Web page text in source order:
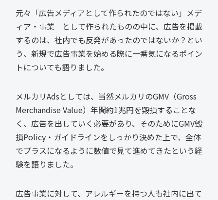
元々「広告メディアとして作られたのではない」メデ
ィア・事業 として作られたものの中に、広告を掲載
するのは、社内でも反発があったのではないか？とい
う、新規で広告事業を始める際に一番気になるポイン
トについても語りました。
メルカリAdsとしては、当然メルカリのGMV（Gross
Merchandise Value）年間約1兆円を毀損することな
く、広告を出していく必要があり、そのためにGMV毀
損Policy・ガイドラインをしっかり決めた上で、全体
でプラスになるように数値で見て進めてきたという経
験を語りました。
広告事業に対して、アレルギーを持つ人も社内に出て